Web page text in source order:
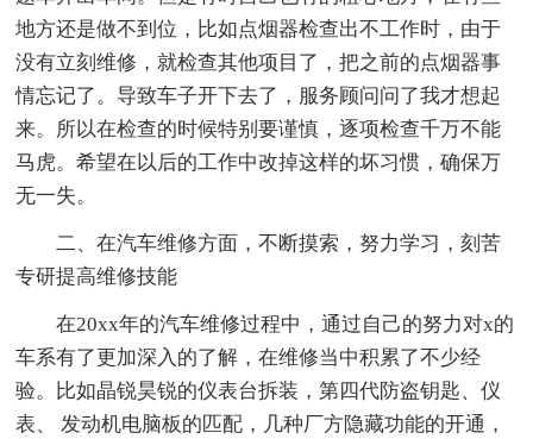
地方还是做不到位，比如点烟器检查出不工作时，由于
没有立刻维修，就检查其他项目了，把之前的点烟器事
情忘记了。导致车子开下去了，服务顾问问了我才想起
来。所以在检查的时候特别要谨慎，逐项检查千万不能
马虎。希望在以后的工作中改掉这样的坏习惯，确保万
无一失。
二、在汽车维修方面，不断摸索，努力学习，刻苦
专研提高维修技能
在20xx年的汽车维修过程中，通过自己的努力对x的
车系有了更加深入的了解，在维修当中积累了不少经
验。比如晶锐昊锐的仪表台拆装，第四代防盗钥匙、仪
表、 发动机电脑板的匹配，几种厂方隐藏功能的开通，